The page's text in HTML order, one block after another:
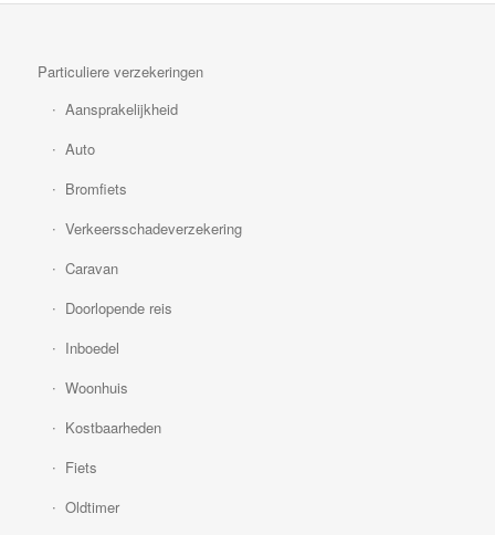
Particuliere verzekeringen
Aansprakelijkheid
Auto
Bromfiets
Verkeersschadeverzekering
Caravan
Doorlopende reis
Inboedel
Woonhuis
Kostbaarheden
Fiets
Oldtimer